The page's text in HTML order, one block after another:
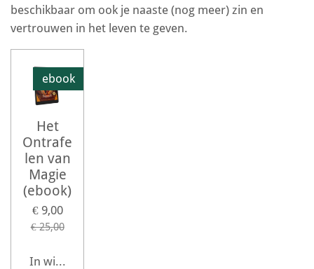
beschikbaar om ook je naaste (nog meer) zin en
vertrouwen in het leven te geven.
ebook
Het
Ontrafe
len van
Magie
(ebook)
€ 9,00
€ 25,00
In winkelwagen